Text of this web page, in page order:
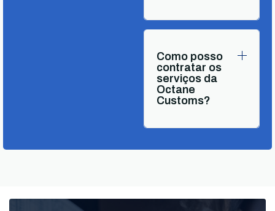
Como posso
contratar os
serviços da
Octane
Customs?